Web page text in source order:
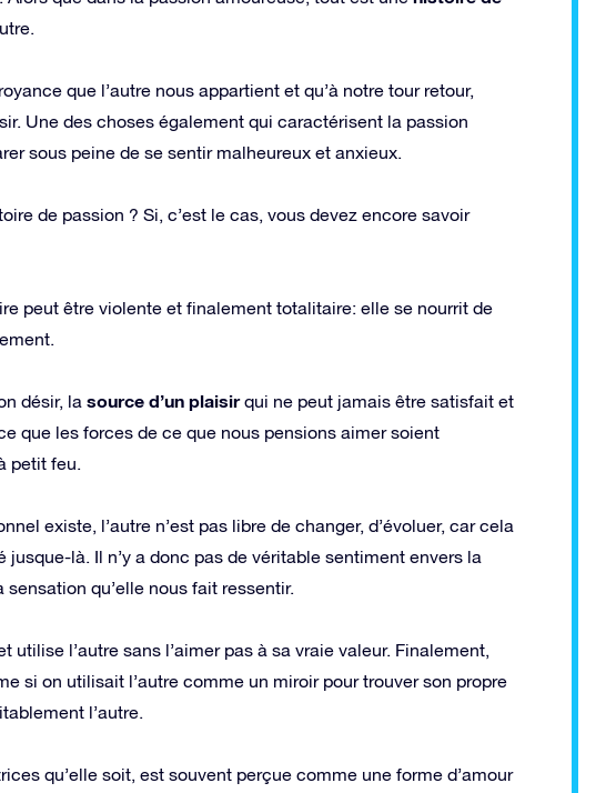
que l’autre nous appartient et qu’à notre tour retour,
Une des choses également qui caractérisent la passion
sous peine de se sentir malheureux et anxieux.
de passion ? Si, c’est le cas, vous devez encore savoir
peut être violente et finalement totalitaire: elle se nourrit de
désir, la source d’un plaisirqui ne peut jamais être satisfait et
que les forces de ce que nous pensions aimer soient
petit feu.
existe, l’autre n’est pas libre de changer, d’évoluer, car cela
jusque-là. Il n’y a donc pas de véritable sentiment envers la
qu’elle nous fait ressentir.
l’autre sans l’aimer pas à sa vraie valeur. Finalement,
si on utilisait l’autre comme un miroir pour trouver son propre
l’autre.
qu’elle soit, est souvent perçue comme une forme d’amour